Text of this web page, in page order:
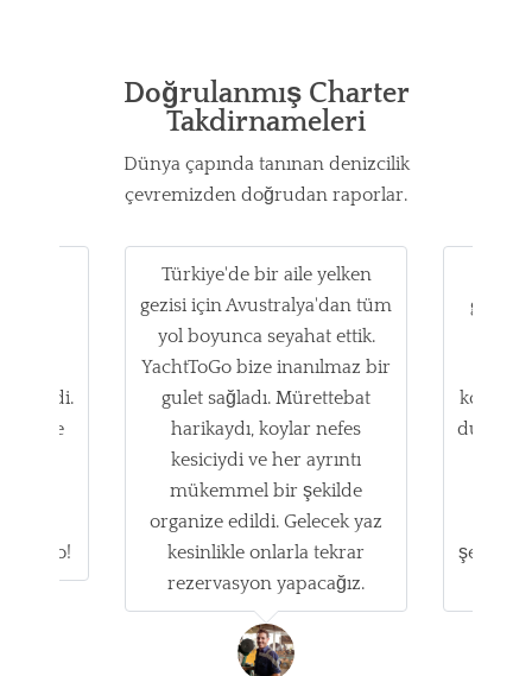
Doğrulanmış Charter
Takdirnameleri
Dünya çapında tanınan denizcilik
çevremizden doğrudan raporlar.
ve
Türkiye'de bir aile yelken
gezisi için Avustralya'dan tüm
yol boyunca seyahat ettik.
YachtToGo bize inanılmaz bir
gulet sağladı. Mürettebat
harikaydı, koylar nefes
kesiciydi ve her ayrıntı
mükemmel bir şekilde
organize edildi. Gelecek yaz
kesinlikle onlarla tekrar
rezervasyon yapacağız.
şekilde